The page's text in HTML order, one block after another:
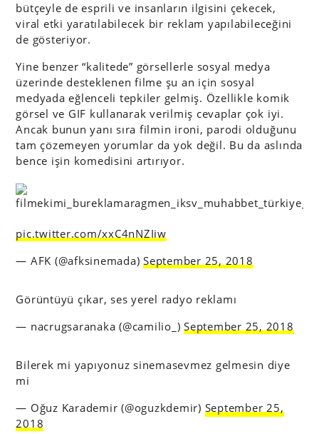
bütçeyle de esprili ve insanların ilgisini çekecek,
viral etki yaratılabilecek bir reklam yapılabileceğini
de gösteriyor.
Yine benzer “kalitede” görsellerle sosyal medya
üzerinde desteklenen filme şu an için sosyal
medyada eğlenceli tepkiler gelmiş. Özellikle komik
görsel ve GIF kullanarak verilmiş cevaplar çok iyi.
Ancak bunun yanı sıra filmin ironi, parodi olduğunu
tam çözemeyen yorumlar da yok değil. Bu da aslında
bence işin komedisini artırıyor.
pic.twitter.com/xxC4nNZIiw
— AFK (@afksinemada)September 25, 2018
Görüntüyü çıkar, ses yerel radyo reklamı
— nacrugsaranaka (@camilio_)September 25, 2018
Bilerek mi yapıyonuz sinemasevmez gelmesin diye
mi
— Oğuz Karademir (@oguzkdemir) September 25,
2018